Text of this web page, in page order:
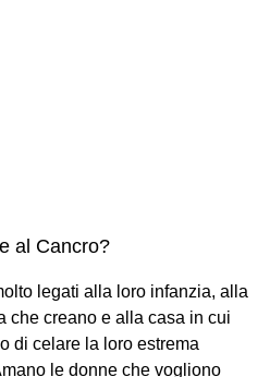
al Cancro?
legati alla loro infanzia, alla
che creano e alla casa in cui
di celare la loro estrema
le donne che vogliono